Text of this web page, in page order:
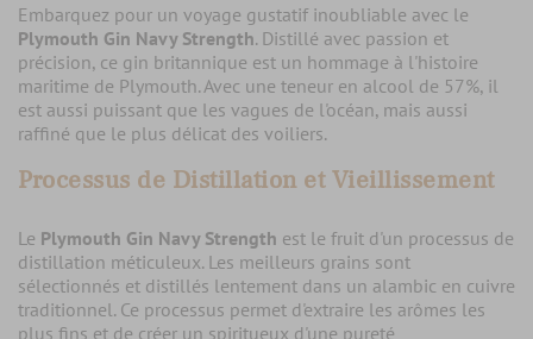
Embarquez pour un voyage gustatif inoubliable avec le
Plymouth Gin Navy Strength. Distillé avec passion et
précision, ce gin britannique est un hommage à l'histoire
maritime de Plymouth. Avec une teneur en alcool de 57%, il
est aussi puissant que les vagues de l'océan, mais aussi
raffiné que le plus délicat des voiliers.
Processus de Distillation et Vieillissement
Le Plymouth Gin Navy Strength est le fruit d'un processus de
distillation méticuleux. Les meilleurs grains sont
sélectionnés et distillés lentement dans un alambic en cuivre
traditionnel. Ce processus permet d'extraire les arômes les
plus fins et de créer un spiritueux d'une pureté